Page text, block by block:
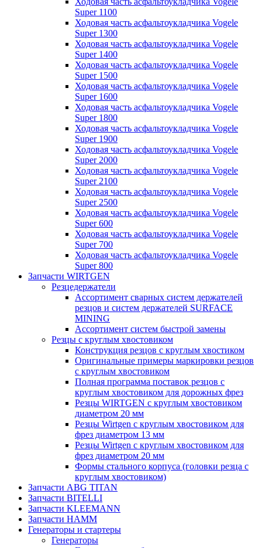
Super 1100
Ходовая часть асфальтоукладчика Vogele
Super 1300
Ходовая часть асфальтоукладчика Vogele
Super 1400
Ходовая часть асфальтоукладчика Vogele
Super 1500
Ходовая часть асфальтоукладчика Vogele
Super 1600
Ходовая часть асфальтоукладчика Vogele
Super 1800
Ходовая часть асфальтоукладчика Vogele
Super 1900
Ходовая часть асфальтоукладчика Vogele
Super 2000
Ходовая часть асфальтоукладчика Vogele
Super 2100
Ходовая часть асфальтоукладчика Vogele
Super 2500
Ходовая часть асфальтоукладчика Vogele
Super 600
Ходовая часть асфальтоукладчика Vogele
Super 700
Ходовая часть асфальтоукладчика Vogele
Super 800
Запчасти WIRTGEN
Резцедержатели
Ассортимент сварных систем держателей
резцов и систем держателей SURFACE
MINING
Ассортимент систем быстрой замены
Резцы с круглым хвостовиком
Конструкция резцов с круглым хвостиком
Оригинальные примеры маркировки резцов
с круглым хвостовиком
Полная программа поставок резцов с
круглым хвостовиком для дорожных фрез
Резцы WIRTGEN с круглым хвостовиком
диаметром 20 мм
Резцы Wirtgen с круглым хвостовиком для
фрез диаметром 13 мм
Резцы Wirtgen с круглым хвостовиком для
фрез диаметром 20 мм
Формы стального корпуса (головки резца с
круглым хвостовиком)
Запчасти ABG TITAN
Запчасти BITELLI
Запчасти KLEEMANN
Запчасти HAMM
Генераторы и стартеры
Генераторы